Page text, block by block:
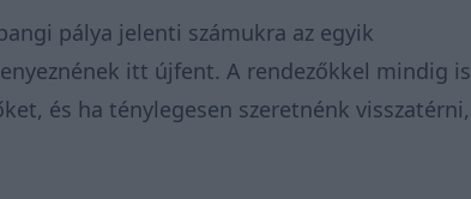
pálya jelenti számukra az egyik
itt újfent. A rendezőkkel mindig is
és ha ténylegesen szeretnénk visszatérni,